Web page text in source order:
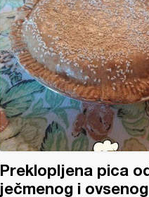
Preklopljena pica
ječmenog i ovsenog